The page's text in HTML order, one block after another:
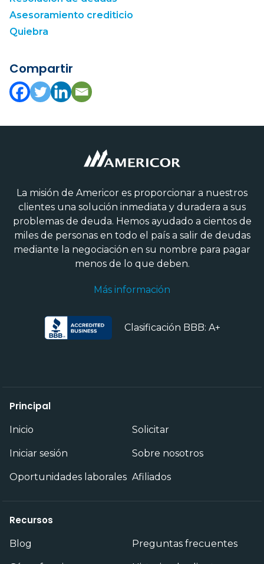
Asesoramiento crediticio
Quiebra
Compartir
La misión de Americor es proporcionar a nuestros
clientes una solución inmediata y duradera a sus
problemas de deuda. Hemos ayudado a cientos de
miles de personas en todo el país a salir de deudas
mediante la negociación en su nombre para pagar
menos de lo que deben.
Más información
Clasificación BBB: A+
Principal
Inicio Solicitar
Iniciar sesión Sobre nosotros
Oportunidades laborales Afiliados
Recursos
Blog Preguntas frecuentes